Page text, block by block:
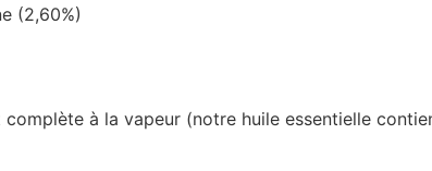
(2,60%)
à la vapeur (notre huile essentielle